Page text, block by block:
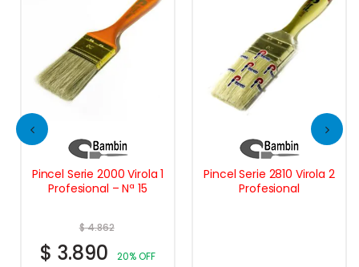
Pincel Serie 2000 Virola 1
Profesional – Nª 15
$4.862
$ 3.890 20% OFF
Pincel Serie 2810 Virola 2
Profesional